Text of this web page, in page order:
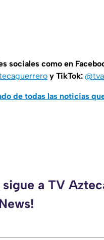
sociales como en
y TikTok:
de todas las noticias
a TV